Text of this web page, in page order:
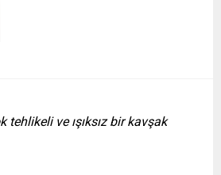
tehlikeli ve ışıksız bir kavşak